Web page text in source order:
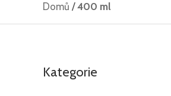
Domů /400 ml
Kategorie